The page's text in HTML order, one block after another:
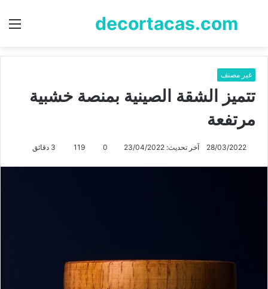
decortacas.com
بحث
غير مصنف
تتميز الشقة الصينية بمنصة خشبية
مرتفعة
28/03/2022 آخر تحديث: 23/04/2022 0
119